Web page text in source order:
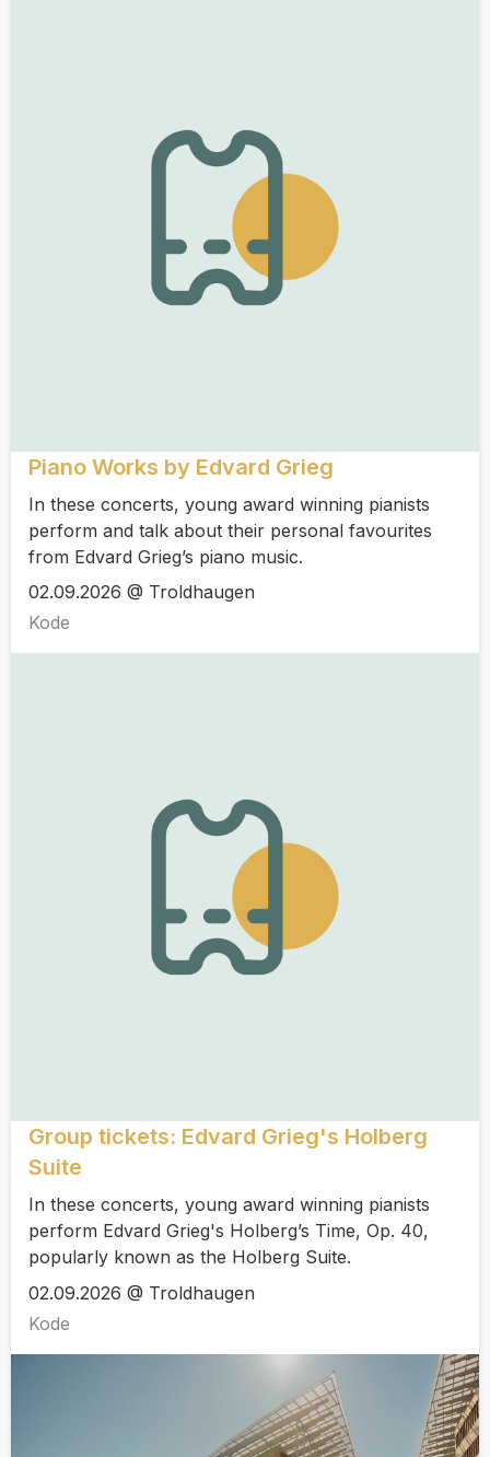
Piano Works by Edvard Grieg
In these concerts, young award winning pianists
perform and talk about their personal favourites
from Edvard Grieg’s piano music.
02.09.2026 @ Troldhaugen
Kode
Group tickets: Edvard Grieg's Holberg
Suite
In these concerts, young award winning pianists
perform Edvard Grieg's Holberg’s Time, Op. 40,
popularly known as the Holberg Suite.
02.09.2026 @ Troldhaugen
Kode